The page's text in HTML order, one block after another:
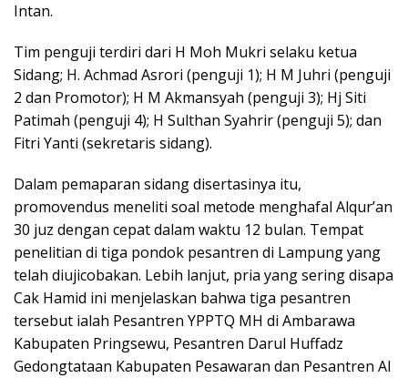
Intan.
Tim penguji terdiri dari H Moh Mukri selaku ketua
Sidang; H. Achmad Asrori (penguji 1); H M Juhri (penguji
2 dan Promotor); H M Akmansyah (penguji 3); Hj Siti
Patimah (penguji 4); H Sulthan Syahrir (penguji 5); dan
Fitri Yanti (sekretaris sidang).
Dalam pemaparan sidang disertasinya itu,
promovendus meneliti soal metode menghafal Alqur’an
30 juz dengan cepat dalam waktu 12 bulan. Tempat
penelitian di tiga pondok pesantren di Lampung yang
telah diujicobakan. Lebih lanjut, pria yang sering disapa
Cak Hamid ini menjelaskan bahwa tiga pesantren
tersebut ialah Pesantren YPPTQ MH di Ambarawa
Kabupaten Pringsewu, Pesantren Darul Huffadz
Gedongtataan Kabupaten Pesawaran dan Pesantren Al